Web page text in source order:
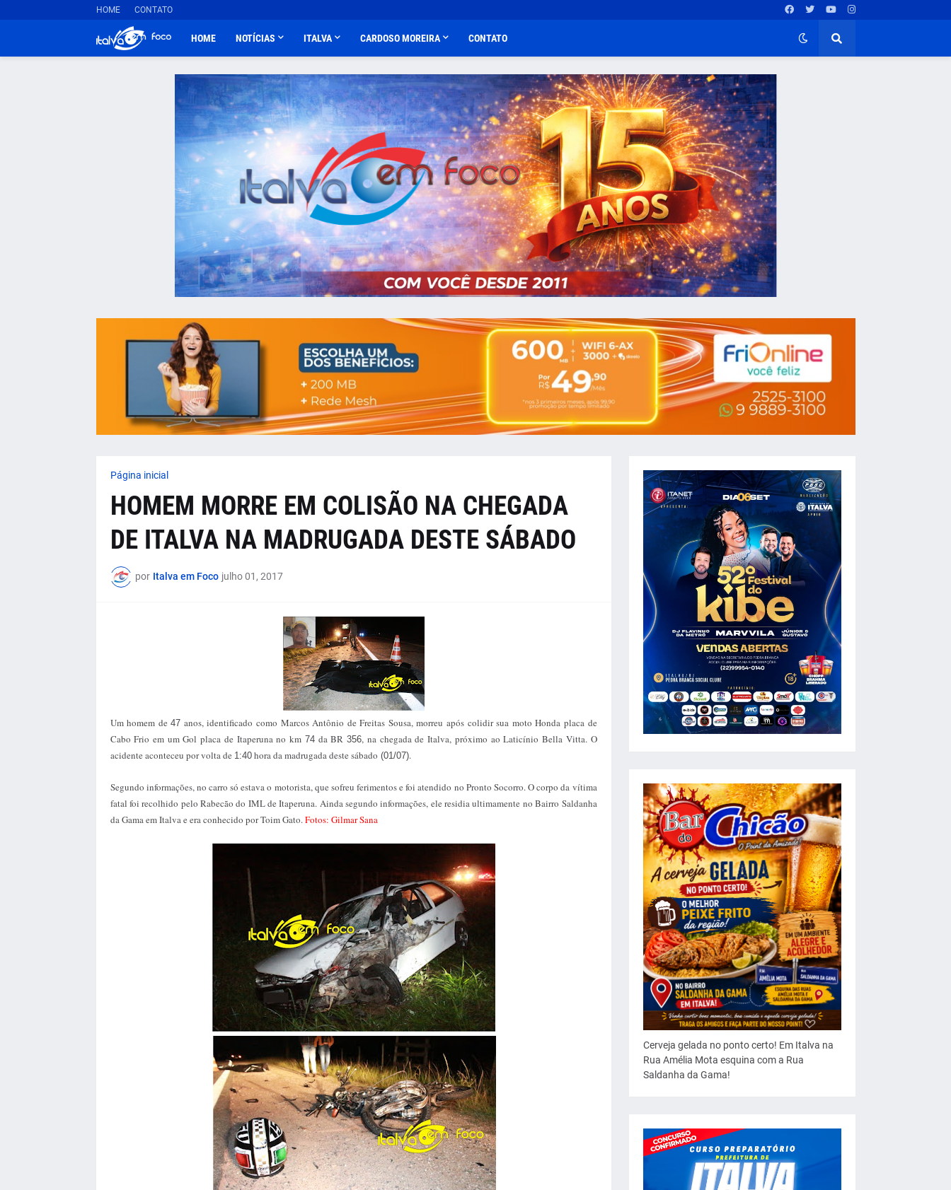
HOME CONTATO
HOME NOTÍCIAS ITALVA CARDOSO MOREIRA CONTATO
Página inicial
HOMEM MORRE EM COLISÃO NA CHEGADA
DE ITALVA NA MADRUGADA DESTE SÁBADO
por Italva em Foco julho 01, 2017
Um homem de47 anos, identificado como Marcos Antônio deFreitas Sousa, morreu após colidir sua moto Honda placa de
Cabo Frio em um Gol placa de Itaperuna no km 74da BR356, na chegada de Italva, próximo ao Laticínio Bella Vitta. O
acidente aconteceu por volta de 1:40hora da madrugada deste sábado (01/07).
Segundo informações, no carro só estava o motorista, que sofreu ferimentos e foi atendido no Pronto Socorro. O corpo da vítima
fatal foi recolhido pelo Rabecão do IML de Itaperuna. Ainda segundo informações, ele residia ultimamente no Bairro Saldanha
da Gama em Italva e era conhecido por Toim Gato.Fotos: Gilmar Sana
Cerveja gelada no ponto certo! Em Italva na
Rua Amélia Mota esquina com a Rua
Saldanha da Gama!